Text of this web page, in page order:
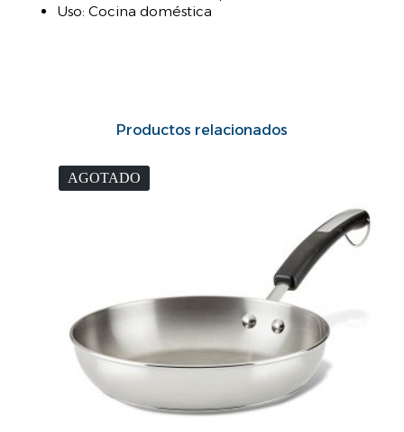
Uso: Cocina doméstica
Productos relacionados
AGOTADO